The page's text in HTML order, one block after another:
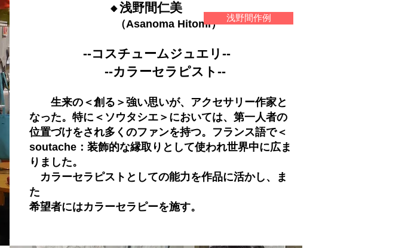
🔸浅野間仁美
（Asanoma Hitomi）
--コスチュームジュエリ--
--カラーセラピスト--
生来の＜創る＞強い思いが、アクセサリー作家と
なった。特に＜ソウタシエ＞においては、第一人者の
位置づけをされ多くのファンを持つ。フラ ンス語で＜
soutache：装飾的な縁取りとして使われ世界中に広ま
りました。
カラーセラピストとしての能力を作品に活かし、ま
た
希望者にはカラーセラピーを施す。
浅野間作例